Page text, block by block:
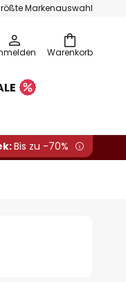
Markenauswahl
Warenkorb
Bis zu -70%